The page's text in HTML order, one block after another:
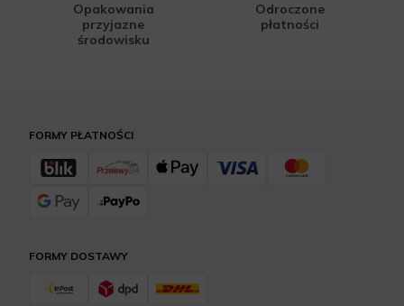
Opakowania
przyjazne
środowisku
Odroczone
płatności
FORMY DOSTAWY
FORMY PŁATNOŚCI